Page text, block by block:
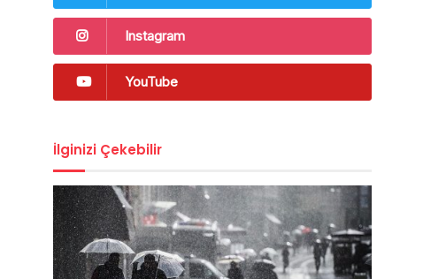
Instagram
YouTube
İlginizi Çekebilir